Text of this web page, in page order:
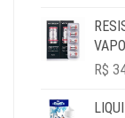
R$